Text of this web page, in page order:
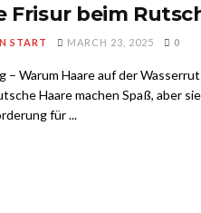
Frisur beim
START MARCH 23, 2025 0
– Warum Haare auf der
Haare machen Spaß, aber
für ...